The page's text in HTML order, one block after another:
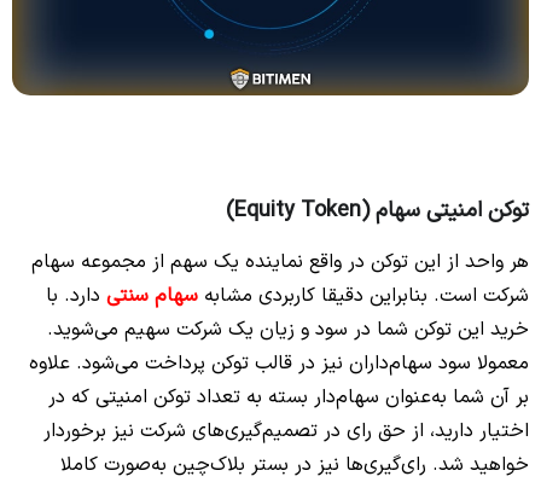
توکن امنیتی سهام (Equity Token)
هر واحد از این توکن در واقع نماینده یک سهم از مجموعه سهام
شرکت است. بنابراین دقیقا کاربردی مشابه سهام سنتی دارد. با
خرید این توکن شما در سود و زیان یک شرکت سهیم می‌شوید.
معمولا سود سهام‌داران نیز در قالب توکن پرداخت می‌شود. علاوه
بر آن شما به‌عنوان سهام‌دار بسته به تعداد توکن امنیتی که در
اختیار دارید، از حق رای در تصمیم‌گیری‌های شرکت نیز برخوردار
خواهید شد. رای‌گیری‌ها نیز در بستر بلاک‌چین به‌صورت کاملا